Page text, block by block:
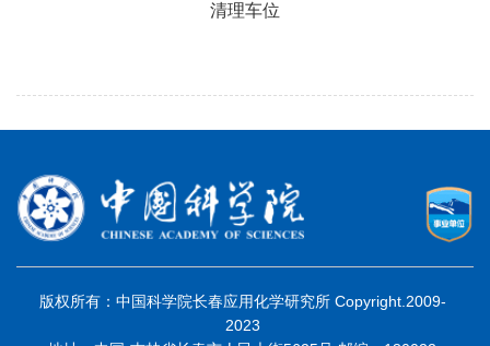
清理车位
版权所有：中国科学院长春应用化学研究所 Copyright.2009-
2023